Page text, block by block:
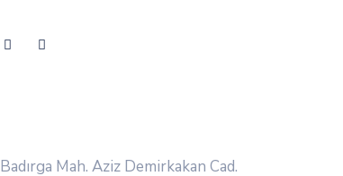
Badırga Mah. Aziz Demirkakan Cad.